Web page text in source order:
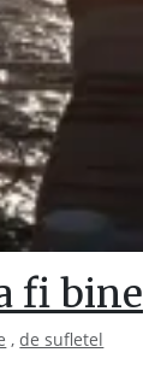
fi bine
,de sufletel